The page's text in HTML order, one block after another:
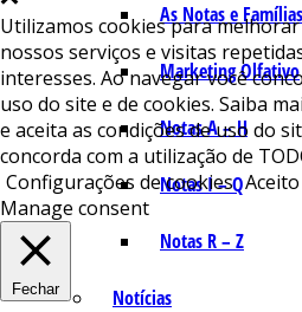
As Notas e
Marketing Olfativo
Notas A – H
Notas I – Q
Notas R – Z
Notícias
Utilizamos cookies para
nossos serviços e visitas
interesses. Ao navegar você
uso do site e de cookies. Saiba
e aceita as condições de uso do
concorda com a utilização de
Configurações de cookies Aceito
Manage consent
Fechar